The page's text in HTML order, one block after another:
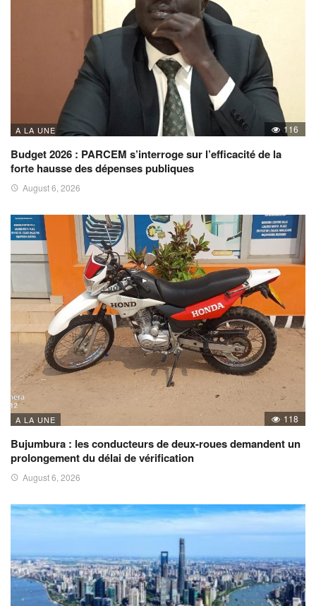
A LA UNE 116
Budget 2026 : PARCEM s’interroge sur l’efficacité de la
forte hausse des dépenses publiques
August 6, 2026
A LA UNE 118
Bujumbura : les conducteurs de deux-roues demandent un
prolongement du délai de vérification
August 6, 2026